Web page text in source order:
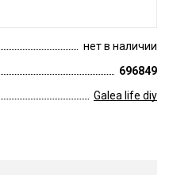
нет в наличии
696849
Galea life diy